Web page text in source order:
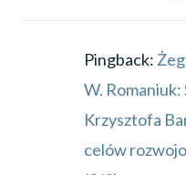
ŻEGLARSTWO
Pingback:
W. Romaniuk:
Krzysztofa
celów